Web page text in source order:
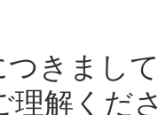
つきまし
理解くだ